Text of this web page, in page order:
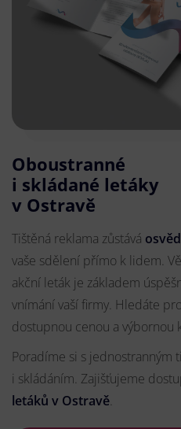
Oboustranné
i skládané letáky
v Ostravě
Tištěná reklama zůstává
vaše sdělení přímo k lidem.
akční leták je základem
vnímání vaší firmy. Hledáte
dostupnou cenou a výbornou
Poradíme si s jednostranným
i skládáním. Zajišťujeme
letáků v Ostravě.